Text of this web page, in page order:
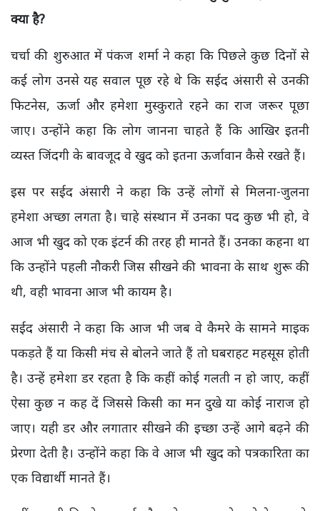
क्या है?
चर्चा की शुरुआत में पंकज शर्मा ने कहा कि पिछले कुछ दिनों से
कई लोग उनसे यह सवाल पूछ रहे थे कि सईद अंसारी से उनकी
फिटनेस, ऊर्जा और हमेशा मुस्कुराते रहने का राज जरूर पूछा
जाए। उन्होंने कहा कि लोग जानना चाहते हैं कि आखिर इतनी
व्यस्त जिंदगी के बावजूद वे खुद को इतना ऊर्जावान कैसे रखते हैं।
इस पर सईद अंसारी ने कहा कि उन्हें लोगों से मिलना-जुलना
हमेशा अच्छा लगता है। चाहे संस्थान में उनका पद कुछ भी हो, वे
आज भी खुद को एक इंटर्न की तरह ही मानते हैं। उनका कहना था
कि उन्होंने पहली नौकरी जिस सीखने की भावना के साथ शुरू की
थी, वही भावना आज भी कायम है।
सईद अंसारी ने कहा कि आज भी जब वे कैमरे के सामने माइक
पकड़ते हैं या किसी मंच से बोलने जाते हैं तो घबराहट महसूस होती
है। उन्हें हमेशा डर रहता है कि कहीं कोई गलती न हो जाए, कहीं
ऐसा कुछ न कह दें जिससे किसी का मन दुखे या कोई नाराज हो
जाए। यही डर और लगातार सीखने की इच्छा उन्हें आगे बढ़ने की
प्रेरणा देती है। उन्होंने कहा कि वे आज भी खुद को पत्रकारिता का
एक विद्यार्थी मानते हैं।